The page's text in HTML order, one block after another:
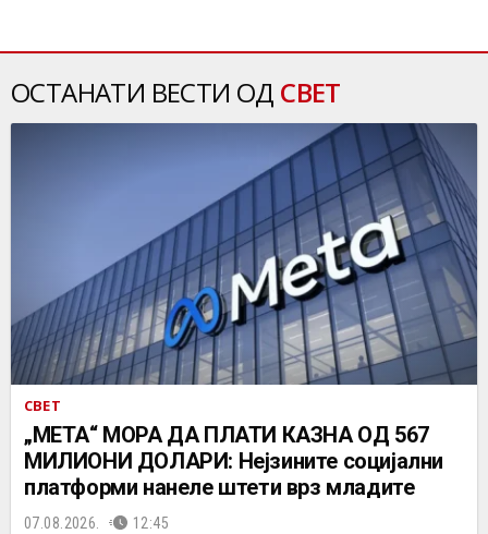
ОСТАНАТИ ВЕСТИ ОД СВЕТ
СВЕТ
„МЕТА“ МОРА ДА ПЛАТИ КАЗНА ОД 567
МИЛИОНИ ДОЛАРИ: Нејзините социјални
платформи нанеле штети врз младите
07.08.2026. 12:45